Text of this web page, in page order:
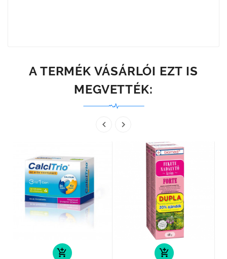
A TERMÉK VÁSÁRLÓI EZT IS
MEGVETTÉK:
 
add_shopping_cart add_shopping_cart